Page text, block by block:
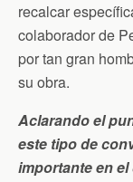
recalcar
colaborador de
por tan gran
su obra.
Aclarando el
este tipo de
importante en